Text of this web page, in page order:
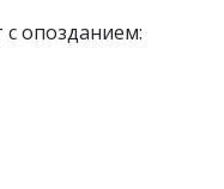
с опозданием: